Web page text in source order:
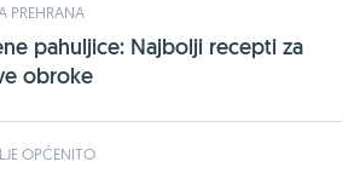
PREHRANA
pahuljice: Najbolji recepti za
obroke
OPĆENITO